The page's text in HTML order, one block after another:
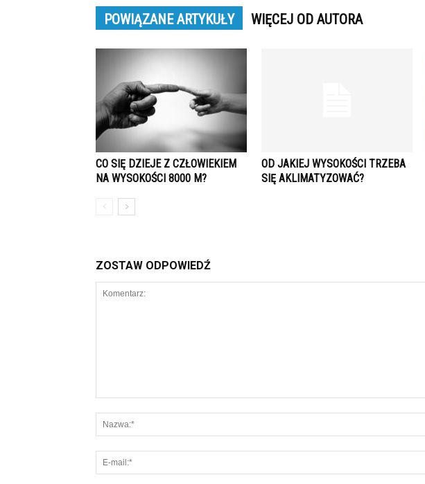
POWIĄZANE ARTYKUŁY WIĘCEJ OD AUTORA
CO SIĘ DZIEJE Z CZŁOWIEKIEM
NA WYSOKOŚCI 8000 M?
OD JAKIEJ WYSOKOŚCI TRZEBA
SIĘ AKLIMATYZOWAĆ?
ZOSTAW ODPOWIEDŹ